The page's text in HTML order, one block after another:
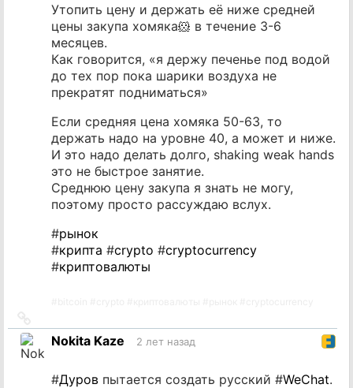
Утопить цену и держать её ниже средней
цены закупа хомяка🐹 в течение 3-6
месяцев.
Как говорится, «я держу печенье под водой
до тех пор пока шарики воздуха не
прекратят подниматься»
Если средняя цена хомяка 50-63, то
держать надо на уровне 40, а может и ниже.
И это надо делать долго, shaking weak hands
это не быстрое занятие.
Среднюю цену закупа я знать не могу,
поэтому просто рассуждаю вслух.
#рынок
#крипта #crypto #cryptocurrency
#криптовалюты
на
источник
Nokita Kaze 2 лет назад
#Дуров пытается создать русский #WeChat.